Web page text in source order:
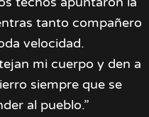
tanto compañero
velocidad.
mi cuerpo y den a
siempre que se
al pueblo.”